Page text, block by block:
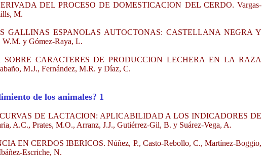
DEL PROCESO DE DOMESTICACION DEL CERDO. Vargas-
M.
GALLINAS ESPANOLAS AUTOCTONAS: CASTELLANA NEGRA Y
y Gómez-Raya, L.
CARACTERES DE PRODUCCION LECHERA EN LA RAZA
M.J., Fernández, M.R. y Díaz, C.
de los animales? 1
DE LACTACION: APLICABILIDAD A LOS INDICADORES DE
A.C., Prates, M.O., Arranz, J.J., Gutiérrez-Gil, B. y Suárez-Vega, A.
EN CERDOS IBERICOS. Núñez, P., Casto-Rebollo, C., Martínez-Boggio,
Escriche, N.